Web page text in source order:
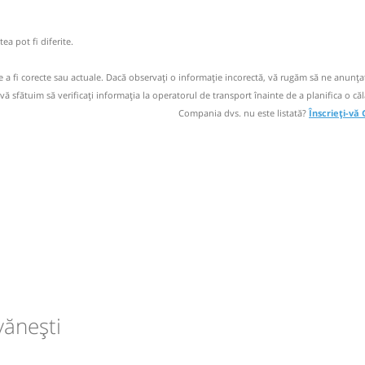
M V S D
pot fi diferite.
fi corecte sau actuale. Dacă observați o informaţie incorectă, vă rugăm să ne
sfătuim să verificaţi informaţia la operatorul de transport înainte de a planifica o
Compania dvs. nu este listată?Înscrieți-vă